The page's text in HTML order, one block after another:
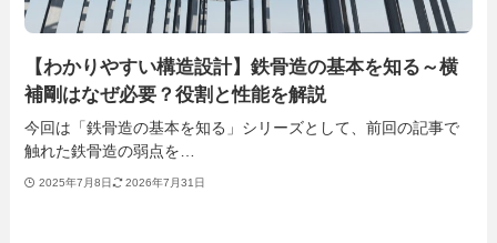
【わかりやすい構造設計】鉄骨造の基本を知る～横
補剛はなぜ必要？役割と性能を解説
今回は「鉄骨造の基本を知る」シリーズとして、前回の記事で
触れた鉄骨造の弱点を…
2025年7月8日 2026年7月31日